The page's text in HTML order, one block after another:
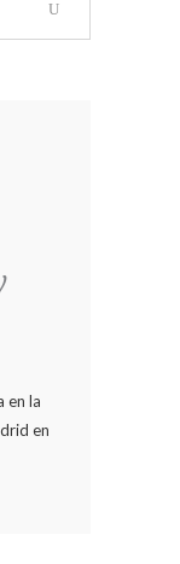
en la
en